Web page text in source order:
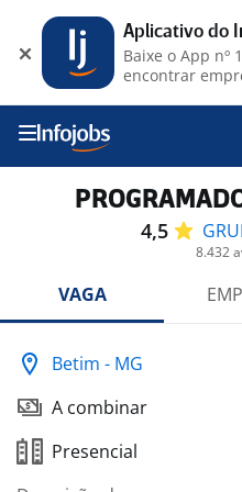
4,5
8.432
VAGA
Betim - MG
A combinar
Presencial
Aplicativo do
Baixe o App nº
encontrar